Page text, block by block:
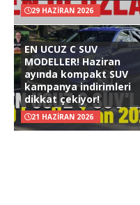
29 HAZIRAN 2026
EN UCUZ C SUV
MODELLER! Haziran
ayında kompakt SUV
kampanya indirimleri
dikkat çekiyor!
21 HAZIRAN 2026